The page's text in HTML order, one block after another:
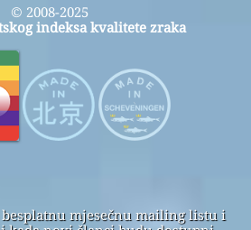
© 2008-2025
indeksa kvalitete zraka
mjesečnu mailing listu i